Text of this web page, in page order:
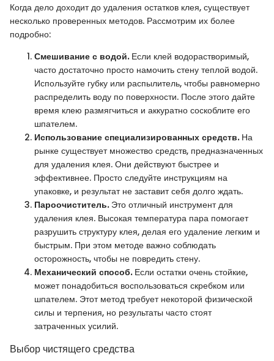
Когда дело доходит до удаления остатков клея, существует
несколько проверенных методов. Рассмотрим их более
подробно:
Смешивание с водой.Если клей водорастворимый,
часто достаточно просто намочить стену теплой водой.
Используйте губку или распылитель, чтобы равномерно
распределить воду по поверхности. После этого дайте
время клею размягчиться и аккуратно соскоблите его
шпателем.
Использование специализированных средств.На
рынке существует множество средств, предназначенных
для удаления клея. Они действуют быстрее и
эффективнее. Просто следуйте инструкциям на
упаковке, и результат не заставит себя долго ждать.
Пароочиститель.Это отличный инструмент для
удаления клея. Высокая температура пара помогает
разрушить структуру клея, делая его удаление легким и
быстрым. При этом методе важно соблюдать
осторожность, чтобы не повредить стену.
Механический способ.Если остатки очень стойкие,
может понадобиться воспользоваться скребком или
шпателем. Этот метод требует некоторой физической
силы и терпения, но результаты часто стоят
затраченных усилий.
Выбор чистящего средства